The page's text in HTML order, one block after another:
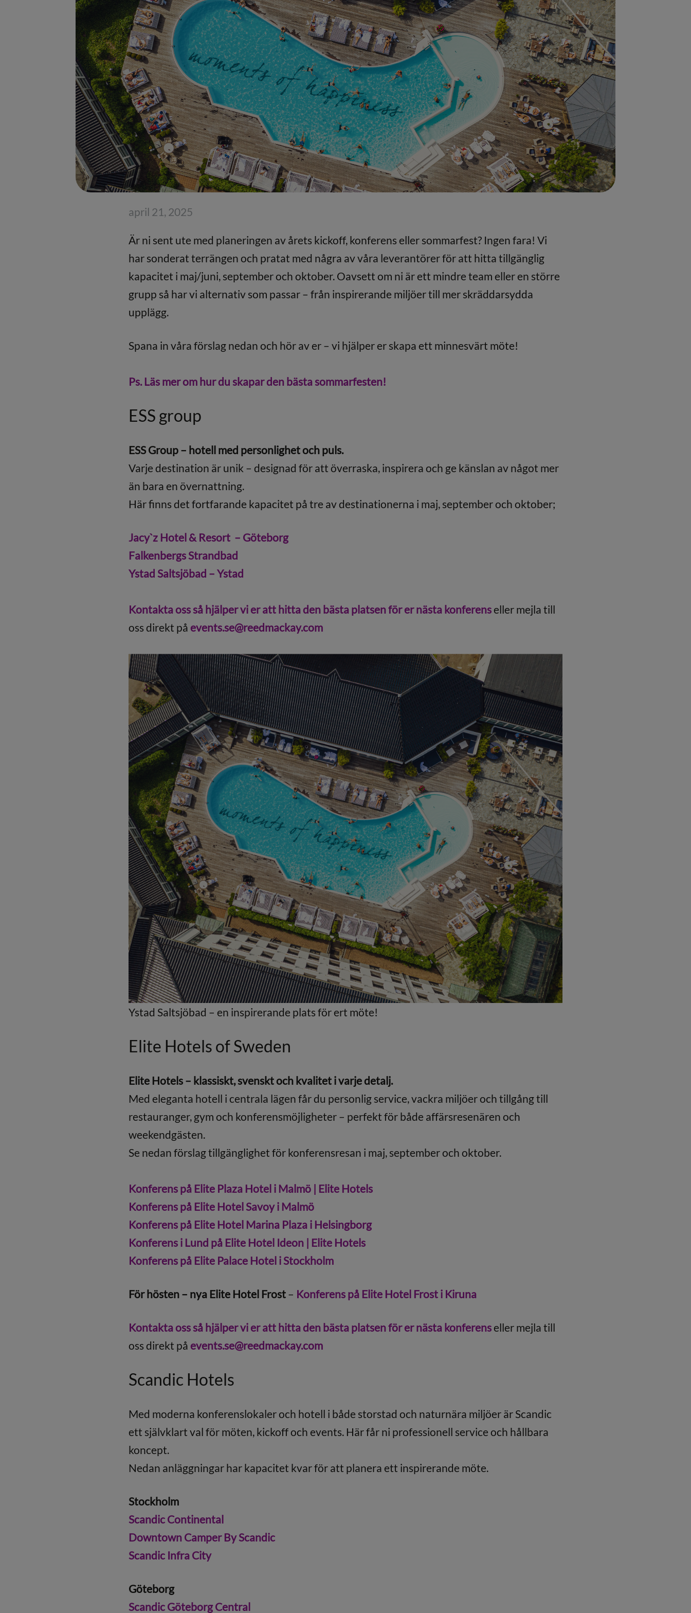
april 21, 2025
Är ni sent ute med planeringen av årets kickoff, konferens eller sommarfest? Ingen fara! Vi
har sonderat terrängen och pratat med några av våra leverantörer för att hitta tillgänglig
kapacitet i maj/juni, september och oktober. Oavsett om ni är ett mindre team eller en större
grupp så har vi alternativ som passar – från inspirerande miljöer till mer skräddarsydda
upplägg.
Spana in våra förslag nedan och hör av er – vi hjälper er skapa ett minnesvärt möte!
Ps. Läs mer om hur du skapar den bästa sommarfesten!
ESS group
ESS Group – hotell med personlighet och puls.
Varje destination är unik – designad för att överraska, inspirera och ge känslan av något mer
än bara en övernattning.
Här finns det fortfarande kapacitet på tre av destinationerna i maj, september och oktober;
Jacy`z Hotel & Resort – Göteborg
Falkenbergs Strandbad
Ystad Saltsjöbad – Ystad
Kontakta oss så hjälper vi er att hitta den bästa platsen för er nästa konferenseller mejla till
oss direkt på events.se@reedmackay.com
Ystad Saltsjöbad – en inspirerande plats för ert möte!
Elite Hotels of Sweden
Elite Hotels – klassiskt, svenskt och kvalitet i varje detalj.
Med eleganta hotell i centrala lägen får du personlig service, vackra miljöer och tillgång till
restauranger, gym och konferensmöjligheter – perfekt för både affärsresenären och
weekendgästen.
Se nedan förslag tillgänglighet för konferensresan i maj, september och oktober.
Konferens på Elite Plaza Hotel i Malmö | Elite Hotels
Konferens på Elite Hotel Savoy i Malmö
Konferens på Elite Hotel Marina Plaza i Helsingborg
Konferens i Lund på Elite Hotel Ideon | Elite Hotels
Konferens på Elite Palace Hotel i Stockholm
För hösten – nya Elite Hotel Frost– Konferens på Elite Hotel Frost i Kiruna
Kontakta oss så hjälper vi er att hitta den bästa platsen för er nästa konferenseller mejla till
oss direkt på events.se@reedmackay.com
Scandic Hotels
Med moderna konferenslokaler och hotell i både storstad och naturnära miljöer är Scandic
ett självklart val för möten, kickoff och events. Här får ni professionell service och hållbara
koncept.
Nedan anläggningar har kapacitet kvar för att planera ett inspirerande möte.
Stockholm
Scandic Continental
Downtown Camper By Scandic
Scandic Infra City
Göteborg
Scandic Göteborg Central